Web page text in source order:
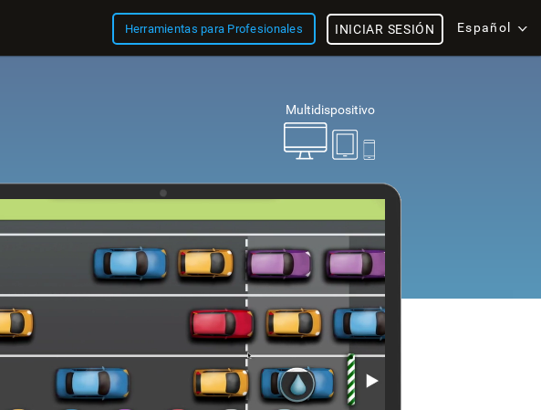
Herramientas para Profesionales Español
INICIAR SESIÓN
Multidispositivo